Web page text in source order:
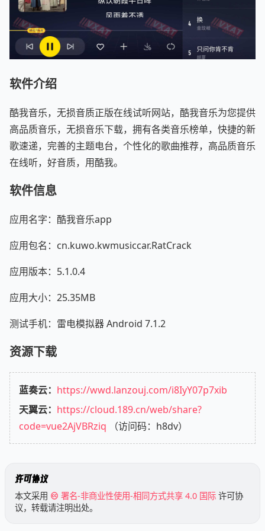
软件介绍
酷我音乐，无损音质正版在线试听网站，酷我音乐为您提供
高品质音乐，无损音乐下载，拥有各类音乐榜单，快捷的新
歌速递，完善的主题电台，个性化的歌曲推荐，高品质音乐
在线听，好音质，用酷我。
软件信息
应用名字：酷我音乐app
应用包名：cn.kuwo.kwmusiccar.RatCrack
应用版本：5.1.0.4
应用大小：25.35MB
测试手机：雷电模拟器 Android 7.1.2
资源下载
蓝奏云： https://wwd.lanzouj.com/i8IyY07p7xib
天翼云： https://cloud.189.cn/web/share?
code=vue2AjVBRziq （访问码：h8dv）
许可协议
本文采用 署名-非商业性使用-相同方式共享 4.0 国际 许可协
议，转载请注明出处。